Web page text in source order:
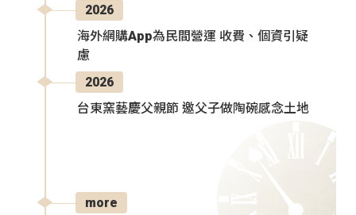
2026
海外網購App為民間營運 收費、個資引疑
慮
2026
台東窯藝慶父親節 邀父子做陶碗感念土地
more